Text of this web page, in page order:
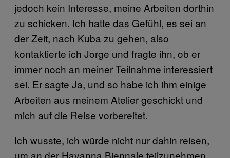
jedoch kein Interesse, meine Arbeiten dorthin
zu schicken. Ich hatte das Gefühl, es sei an
der Zeit, nach Kuba zu gehen, also
kontaktierte ich Jorge und fragte ihn, ob er
immer noch an meiner Teilnahme interessiert
sei. Er sagte Ja, und so habe ich ihm einige
Arbeiten aus meinem Atelier geschickt und
mich auf die Reise vorbereitet.
Ich wusste, ich würde nicht nur dahin reisen,
um an der Havanna Biennale teilzunehmen,